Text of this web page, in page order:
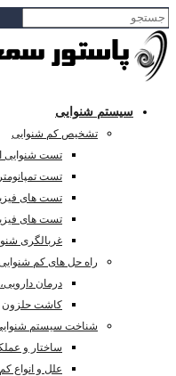
سیستم شنوایی
تشخیص کم شنوایی
تست شنوایی
تست
تست های
تست های
غربالگری
راه حل های کم
درمان
کاشت حلزون
شناخت سیستم
ساختار و
علل و انواع